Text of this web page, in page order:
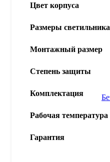
Цвет корпуса
Размеры светильника
Монтажный размер
Степень защиты
Комплектация
Рабочая температура
Гарантия